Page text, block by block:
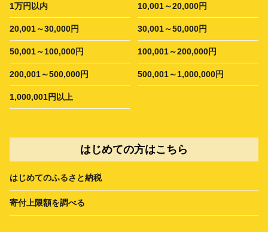
1万円以内 10,001～20,000円
20,001～30,000円 30,001～50,000円
50,001～100,000円 100,001～200,000円
200,001～500,000円 500,001～1,000,000円
1,000,001円以上
はじめての方はこちら
はじめてのふるさと納税
寄付上限額を調べる